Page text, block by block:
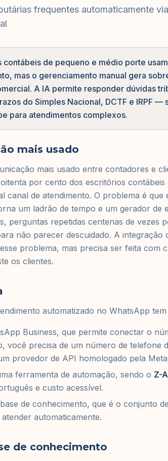
frequentes automaticamente
de pequeno e médio porte
mas o gerenciamento manual gera
A IA permite responder dúvidas
do Simples Nacional, DCTF e IRPF —
para atendimentos complexos.
mais usado
mais usado entre contadores e
por cento dos escritórios
canal de atendimento. O problema é que
um ladrão de tempo e um gerador de
perguntas repetidas centenas de vezes
não parecer descuidado. A integração
problema, mas precisa ser feita com
os clientes.
automatizado no WhatsApp
Business, que permite conectar o
você precisa de um número de telefone
provedor de API homologado pela
ferramenta de automação, sendo o Z-
e custo acessível.
de conhecimento, que é o conjunto
automaticamente.
de conhecimento